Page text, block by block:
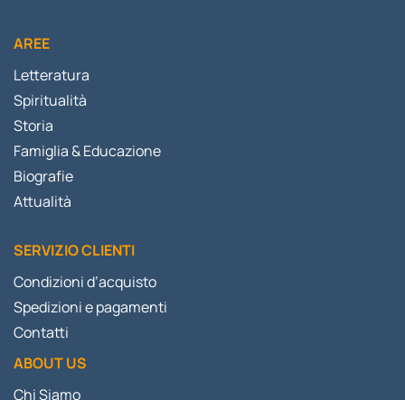
AREE
Letteratura
Spiritualità
Storia
Famiglia & Educazione
Biografie
Attualità
SERVIZIO CLIENTI
Condizioni d’acquisto
Spedizioni e pagamenti
Contatti
ABOUT US
Chi Siamo